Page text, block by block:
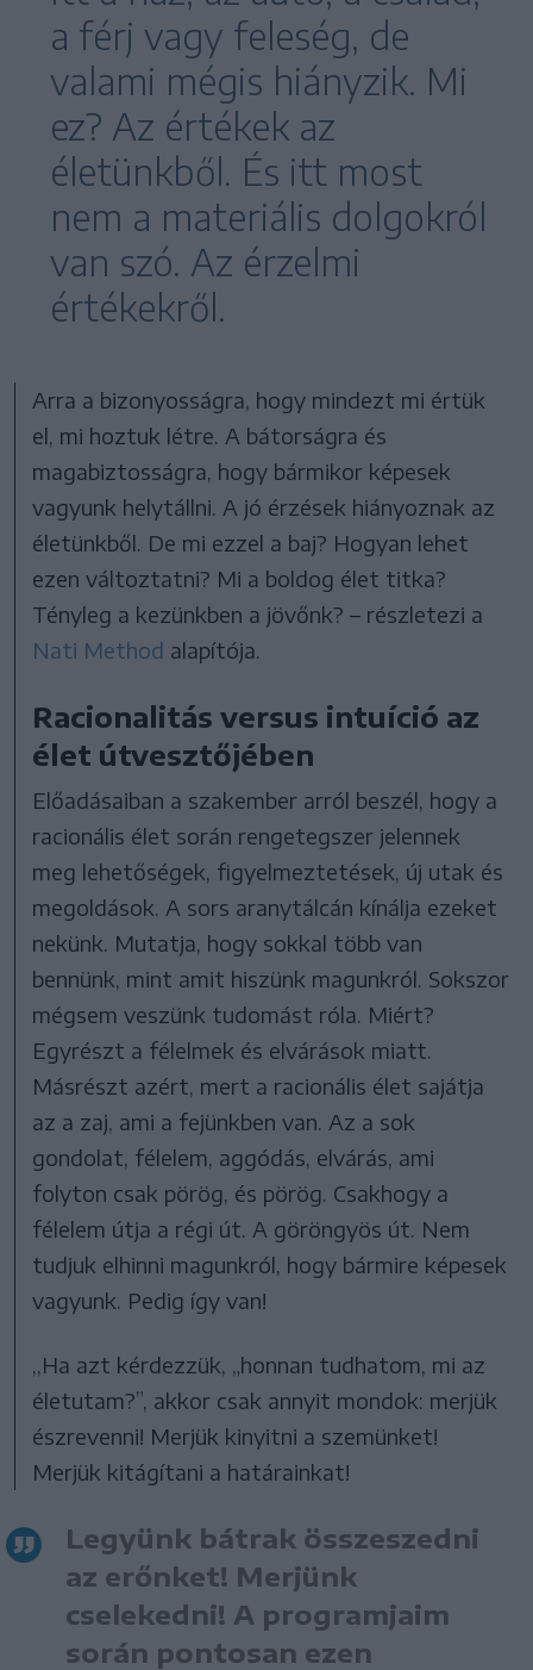
a férj vagy feleség, de
valami mégis hiányzik. Mi
ez? Az értékek az
életünkből. És itt most
nem a materiális dolgokról
van szó. Az érzelmi
értékekről.
Arra a bizonyosságra, hogy mindezt mi értük
el, mi hoztuk létre. A bátorságra és
magabiztosságra, hogy bármikor képesek
vagyunk helytállni. A jó érzések hiányoznak az
életünkből. De mi ezzel a baj? Hogyan lehet
ezen változtatni? Mi a boldog élet titka?
Tényleg a kezünkben a jövőnk? – részletezi a
Nati Method alapítója.
Racionalitás versus intuíció az
élet útvesztőjében
Előadásaiban a szakember arról beszél, hogy a
racionális élet során rengetegszer jelennek
meg lehetőségek, figyelmeztetések, új utak és
megoldások. A sors aranytálcán kínálja ezeket
nekünk. Mutatja, hogy sokkal több van
bennünk, mint amit hiszünk magunkról. Sokszor
mégsem veszünk tudomást róla. Miért?
Egyrészt a félelmek és elvárások miatt.
Másrészt azért, mert a racionális élet sajátja
az a zaj, ami a fejünkben van. Az a sok
gondolat, félelem, aggódás, elvárás, ami
folyton csak pörög, és pörög. Csakhogy a
félelem útja a régi út. A göröngyös út. Nem
tudjuk elhinni magunkról, hogy bármire képesek
vagyunk. Pedig így van!
,,Ha azt kérdezzük, „honnan tudhatom, mi az
életutam?”, akkor csak annyit mondok: merjük
észrevenni! Merjük kinyitni a szemünket!
Merjük kitágítani a határainkat!
Legyünk bátrak összeszedni
az erőnket! Merjünk
cselekedni! A programjaim
során pontosan ezen